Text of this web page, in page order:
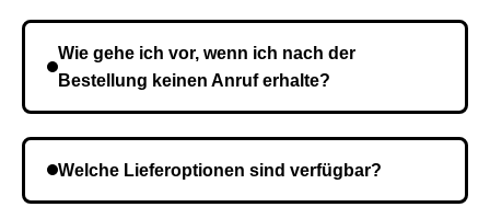
Wie gehe ich vor, wenn ich nach der
Bestellung keinen Anruf erhalte?
und wiederholen Sie gegebenenfalls die Bestellung.
Welche Lieferoptionen sind verfügbar?